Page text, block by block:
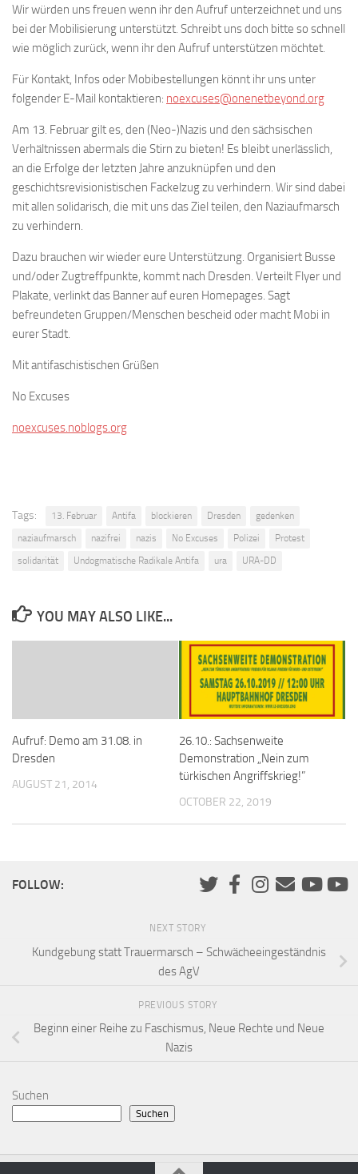
Wir würden uns freuen wenn ihr den Aufruf unterzeichnet und uns
bei der Mobilisierung unterstützt. Schreibt uns doch bitte so schnell
wie möglich zurück, wenn ihr den Aufruf unterstützen möchtet.
Für Kontakt, Infos oder Mobibestellungen könnt ihr uns unter
folgender E-Mail kontaktieren: noexcuses@onenetbeyond.org
Am 13. Februar gilt es, den (Neo-)Nazis und den sächsischen
Verhältnissen abermals die Stirn zu bieten! Es bleibt unerlässlich,
an die Erfolge der letzten Jahre anzuknüpfen und den
geschichtsrevisionistischen Fackelzug zu verhindern. Wir sind dabei
mit allen solidarisch, die mit uns das Ziel teilen, den Naziaufmarsch
zu verhindern.
Dazu brauchen wir wieder eure Unterstützung. Organisiert Busse
und/oder Zugtreffpunkte, kommt nach Dresden. Verteilt Flyer und
Plakate, verlinkt das Banner auf euren Homepages. Sagt
befreundeten Gruppen/Menschen bescheid oder macht Mobi in
eurer Stadt.
Mit antifaschistischen Grüßen
No Excuses
noexcuses.noblogs.org
Tags: 13. Februar Antifa blockieren Dresden
gedenken
naziaufmarsch
nazifrei nazis No Excuses Polizei
Protest
solidarität
Undogmatische Radikale Antifa ura URA-DD
YOU MAY ALSO LIKE...
Aufruf: Demo am 31.08. in
Dresden
AUGUST 21, 2014
26.10.: Sachsenweite
Demonstration „Nein zum
türkischen Angriffskrieg!”
OCTOBER 22, 2019
FOLLOW:
NEXT STORY
Kundgebung statt Trauermarsch – Schwächeeingeständnis
des AgV
PREVIOUS STORY
Beginn einer Reihe zu Faschismus, Neue Rechte und Neue
Nazis
Suchen
Suchen